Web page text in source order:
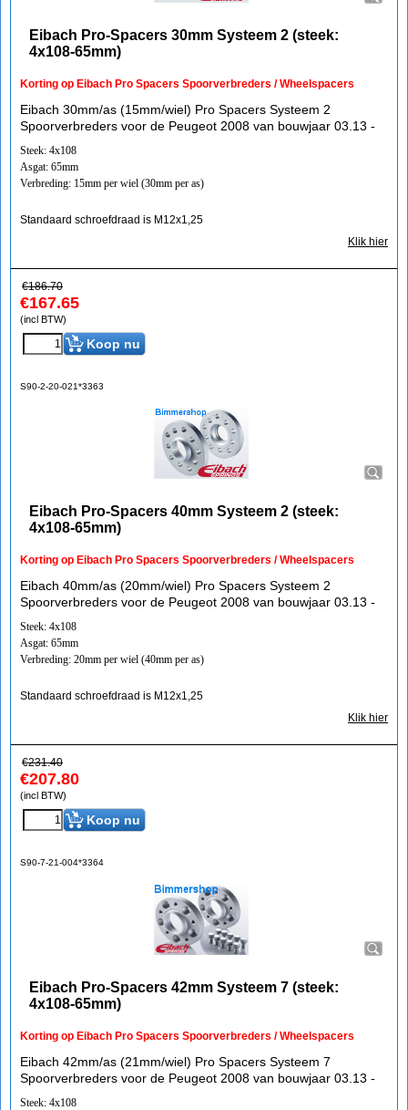
Eibach Pro-Spacers 30mm Systeem 2 (steek:
4x108-65mm)
Korting op Eibach Pro Spacers Spoorverbreders / Wheelspacers
Eibach 30mm/as (15mm/wiel) Pro Spacers Systeem 2
Spoorverbreders voor de Peugeot 2008 van bouwjaar 03.13 -
Steek: 4x108
Asgat: 65mm
Verbreding: 15mm per wiel (30mm per as)
Standaard schroefdraad is M12x1,25
Klik hier
€186.70
€167.65
(incl BTW)
Koop nu
S90-2-20-021*3363
Eibach Pro-Spacers 40mm Systeem 2 (steek:
4x108-65mm)
Korting op Eibach Pro Spacers Spoorverbreders / Wheelspacers
Eibach 40mm/as (20mm/wiel) Pro Spacers Systeem 2
Spoorverbreders voor de Peugeot 2008 van bouwjaar 03.13 -
Steek: 4x108
Asgat: 65mm
Verbreding: 20mm per wiel (40mm per as)
Standaard schroefdraad is M12x1,25
Klik hier
€231.40
€207.80
(incl BTW)
Koop nu
S90-7-21-004*3364
Eibach Pro-Spacers 42mm Systeem 7 (steek:
4x108-65mm)
Korting op Eibach Pro Spacers Spoorverbreders / Wheelspacers
Eibach 42mm/as (21mm/wiel) Pro Spacers Systeem 7
Spoorverbreders voor de Peugeot 2008 van bouwjaar 03.13 -
Steek: 4x108